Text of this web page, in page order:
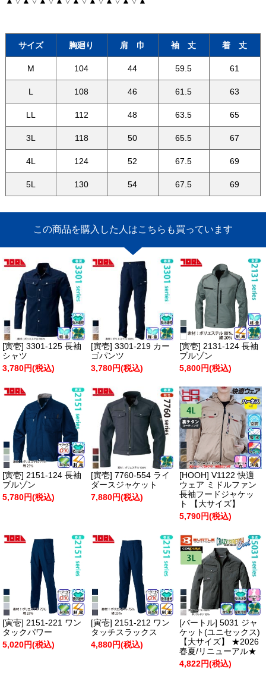
サイズ 胸廻り 肩 巾 袖 丈 着 丈
M 104 44 59.5 61
L 108 46 61.5 63
LL 112 48 63.5 65
3L 118 50 65.5 67
4L 124 52 67.5 69
5L 130 54 67.5 69
この商品を購入した人はこちらも買っています
[寅壱] 3301-125 長袖
シャツ
3,780円(税込)
[寅壱] 3301-219 カー
ゴパンツ
3,780円(税込)
[寅壱] 2131-124 長袖
ブルゾン
5,800円(税込)
[寅壱] 2151-124 長袖
ブルゾン
5,780円(税込)
[寅壱] 7760-554 ライ
ダースジャケット
7,880円(税込)
[HOOH] V1122 快適
ウェア ミドルファン
長袖フードジャケッ
ト 【大サイズ】
5,790円(税込)
[寅壱] 2151-221 ワン
タックパワー
5,020円(税込)
[寅壱] 2151-212 ワン
タッチスラックス
4,880円(税込)
[バートル] 5031 ジャ
ケット(ユニセックス)
【大サイズ】 ★2026
春夏/リニューアル★
4,822円(税込)